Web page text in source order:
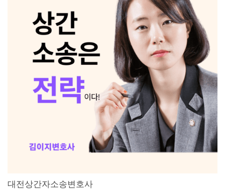
대전상간자소송변호사